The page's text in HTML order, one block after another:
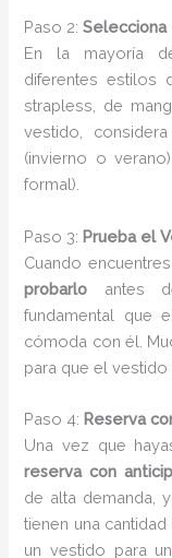
Paso 2:Selecciona
En la mayoría
diferentes estilos
strapless, de
vestido,
(invierno o
formal).
Paso 3: Prueba el
Cuando
probarlo antes
fundamental que
cómoda con él.
para que el vestido
Paso 4: Reserva
Una vez que
reserva con
de alta demanda,
tienen una
un vestido para